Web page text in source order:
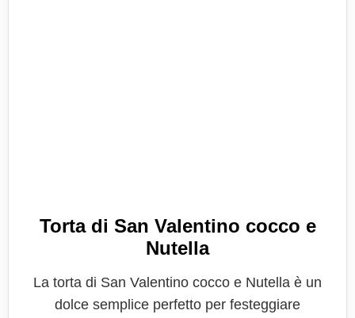
Torta di San Valentino cocco e
Nutella
La torta di San Valentino cocco e Nutella è un
dolce semplice perfetto per festeggiare